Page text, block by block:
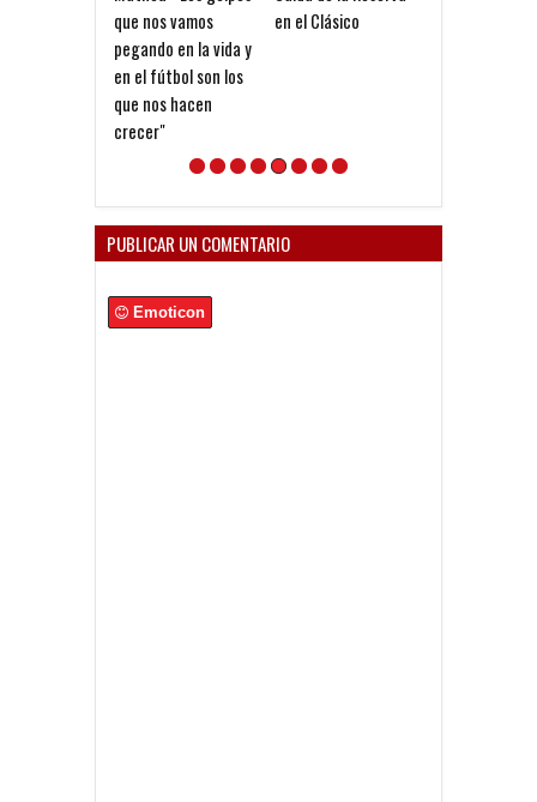
que nos vamos
pegando en la vida y
en el fútbol son los
que nos hacen
crecer"
en el Clásico
PUBLICAR UN COMENTARIO
Emoticon